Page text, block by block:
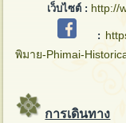
เว็บไซต์ : http://
:
พิมาย-Phimai-
การเดินทาง